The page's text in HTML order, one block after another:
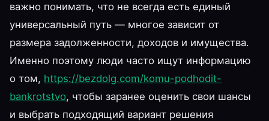
важно понимать, что не всегда есть единый
универсальный путь — многое зависит от
размера задолженности, доходов и имущества.
Именно поэтому люди часто ищут информацию
о том, https://bezdolg.com/komu-podhodit-
bankrotstvo, чтобы заранее оценить свои шансы
и выбрать подходящий вариант решения